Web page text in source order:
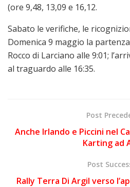
(ore 9,48, 13,09 e 16,12.
Sabato le verifiche, le
Domenica 9 maggio la
Rocco di Larciano alle 9:01;
al traguardo alle 16:35.
Post
Anche Irlando e Piccini nel
Karting ad
Post
Rally Terra Di Argil verso